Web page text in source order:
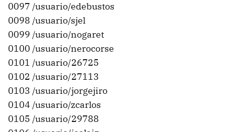
0097 /usuario/edebustos
0098 /usuario/sjel
0099 /usuario/nogaret
0100 /usuario/nerocorse
0101 /usuario/26725
0102 /usuario/27113
0103 /usuario/jorgejiro
0104 /usuario/zcarlos
0105 /usuario/29788